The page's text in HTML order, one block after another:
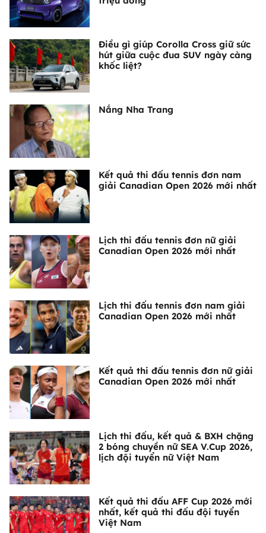
Điều gì giúp Corolla Cross giữ sức
hút giữa cuộc đua SUV ngày càng
khốc liệt?
Nắng Nha Trang
Kết quả thi đấu tennis đơn nam
giải Canadian Open 2026 mới nhất
Lịch thi đấu tennis đơn nữ giải
Canadian Open 2026 mới nhất
Lịch thi đấu tennis đơn nam giải
Canadian Open 2026 mới nhất
Kết quả thi đấu tennis đơn nữ giải
Canadian Open 2026 mới nhất
Lịch thi đấu, kết quả & BXH chặng
2 bóng chuyền nữ SEA V.Cup 2026,
lịch đội tuyển nữ Việt Nam
Kết quả thi đấu AFF Cup 2026 mới
nhất, kết quả thi đấu đội tuyển
Việt Nam